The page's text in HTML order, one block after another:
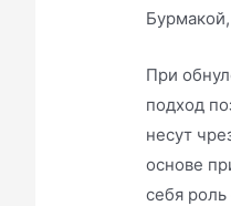
При
подход
несут
основе
себя